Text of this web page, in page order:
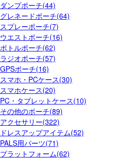
ダンプポーチ(44)
グレネードポーチ(64)
スプレーポーチ(7)
ウエストポーチ(16)
ボトルポーチ(62)
ラジオポーチ(57)
GPSポーチ(16)
スマホ・PCケース(30)
スマホケース(20)
PC・タブレットケース(10)
その他のポーチ(89)
アクセサリー(322)
ドレスアップアイテム(52)
PALS用パーツ(71)
プラットフォーム(62)